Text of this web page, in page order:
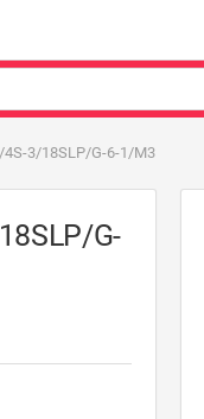
3/18SLP/G-6-1/M3
G-